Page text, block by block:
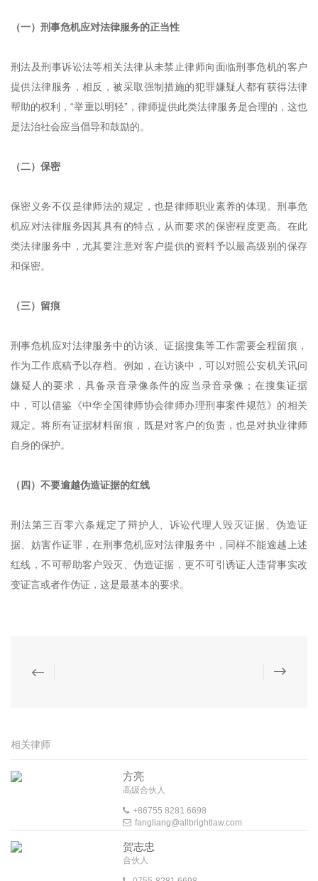
（一）刑事危机应对法律服务的正当性
刑法及刑事诉讼法等相关法律从未禁止律师向面临刑事危机的客户
提供法律服务，相反，被采取强制措施的犯罪嫌疑人都有获得法律
帮助的权利，“举重以明轻”，律师提供此类法律服务是合理的，这也
是法治社会应当倡导和鼓励的。
（二）保密
保密义务不仅是律师法的规定，也是律师职业素养的体现。刑事危
机应对法律服务因其具有的特点，从而要求的保密程度更高。在此
类法律服务中，尤其要注意对客户提供的资料予以最高级别的保存
和保密。
（三）留痕
刑事危机应对法律服务中的访谈、证据搜集等工作需要全程留痕，
作为工作底稿予以存档。例如，在访谈中，可以对照公安机关讯问
嫌疑人的要求，具备录音录像条件的应当录音录像；在搜集证据
中，可以借鉴《中华全国律师协会律师办理刑事案件规范》的相关
规定。将所有证据材料留痕，既是对客户的负责，也是对执业律师
自身的保护。
（四）不要逾越伪造证据的红线
刑法第三百零六条规定了辩护人、诉讼代理人毁灭证据、伪造证
据、妨害作证罪，在刑事危机应对法律服务中，同样不能逾越上述
红线，不可帮助客户毁灭、伪造证据，更不可引诱证人违背事实改
变证言或者作伪证，这是最基本的要求。
相关律师
方亮
高级合伙人
+86755 8281 6698
fangliang@allbrightlaw.com
贺志忠
合伙人